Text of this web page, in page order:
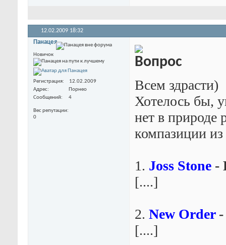
12.02.2009 18:32
Панацея
Новичок
Регистрация
12.02.2009
Адрес
Порнео
Сообщений
4
Вес репутации
0
Всем здрасти)
Хотелось бы,
нет в природе
компазиции
1. Joss Stone -
[....]
2. New Order-
[....]